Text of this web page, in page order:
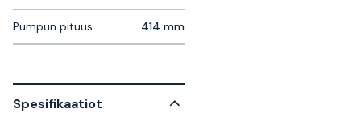
Pumpun pituus 414 mm
Spesifikaatiot